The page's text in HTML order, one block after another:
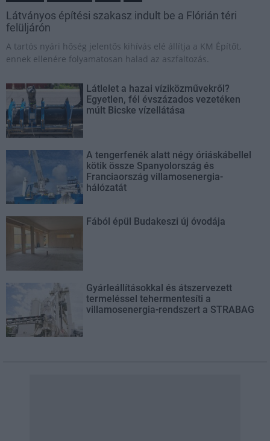
Látványos építési szakasz indult be a Flórián téri
felüljárón
A tartós nyári hőség jelentős kihívás elé állítja a KM Építőt,
ennek ellenére folyamatosan halad az aszfaltozás.
Látlelet a hazai víziközművekről?
Egyetlen, fél évszázados vezetéken
múlt Bicske vízellátása
A tengerfenék alatt négy óriáskábellel
kötik össze Spanyolország és
Franciaország villamosenergia-
hálózatát
Fából épül Budakeszi új óvodája
Gyárleállításokkal és átszervezett
termeléssel tehermentesíti a
villamosenergia-rendszert a STRABAG